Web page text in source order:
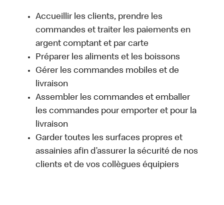
Accueillir les clients, prendre les
commandes et traiter les paiements en
argent comptant et par carte
Préparer les aliments et les boissons
Gérer les commandes mobiles et de
livraison
Assembler les commandes et emballer
les commandes pour emporter et pour la
livraison
Garder toutes les surfaces propres et
assainies afin d’assurer la sécurité de nos
clients et de vos collègues équipiers